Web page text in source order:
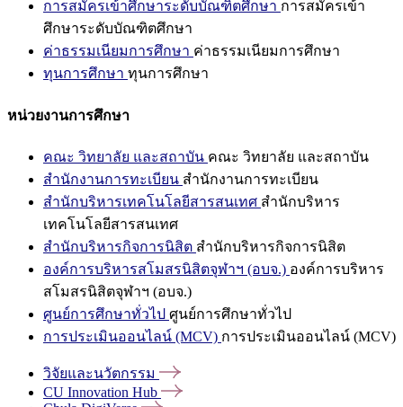
การสมัครเข้าศึกษาระดับบัณฑิตศึกษา การสมัครเข้า
ศึกษาระดับบัณฑิตศึกษา
ค่าธรรมเนียมการศึกษา ค่าธรรมเนียมการศึกษา
ทุนการศึกษา ทุนการศึกษา
หน่วยงานการศึกษา
คณะ วิทยาลัย และสถาบัน คณะ วิทยาลัย และสถาบัน
สำนักงานการทะเบียน สำนักงานการทะเบียน
สำนักบริหารเทคโนโลยีสารสนเทศ สำนักบริหาร
เทคโนโลยีสารสนเทศ
สำนักบริหารกิจการนิสิต สำนักบริหารกิจการนิสิต
องค์การบริหารสโมสรนิสิตจุฬาฯ (อบจ.) องค์การบริหาร
สโมสรนิสิตจุฬาฯ (อบจ.)
ศูนย์การศึกษาทั่วไป ศูนย์การศึกษาทั่วไป
การประเมินออนไลน์ (MCV) การประเมินออนไลน์ (MCV)
วิจัยและนวัตกรรม
CU Innovation Hub